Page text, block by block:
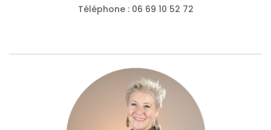
Téléphone : 06 69 10 52 72